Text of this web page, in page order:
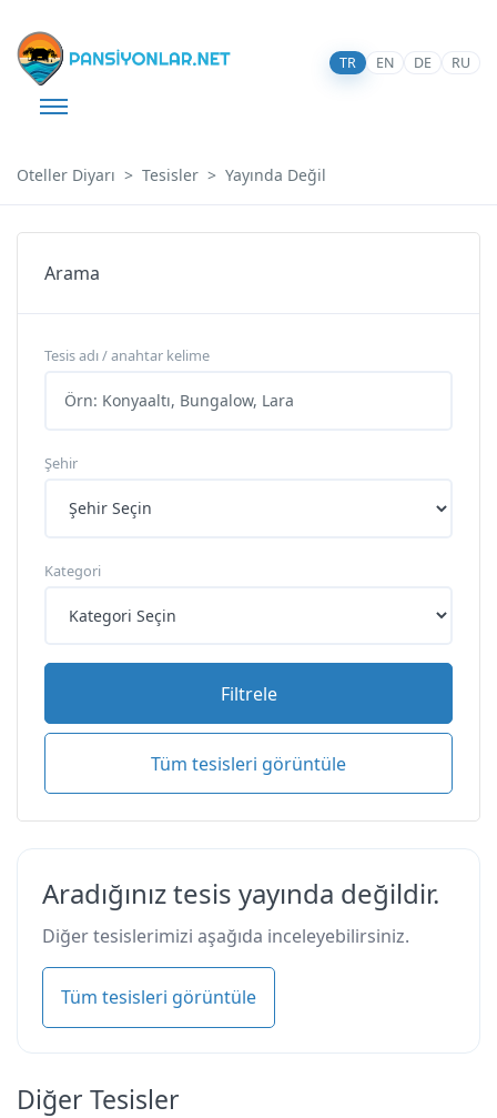
TR EN DE RU
Oteller Diyarı Tesisler Yayında Değil
Arama
Tesis adı / anahtar kelime
Şehir
Kategori
Filtrele
Tüm tesisleri görüntüle
Aradığınız tesis yayında değildir.
Diğer tesislerimizi aşağıda inceleyebilirsiniz.
Tüm tesisleri görüntüle
Diğer Tesisler